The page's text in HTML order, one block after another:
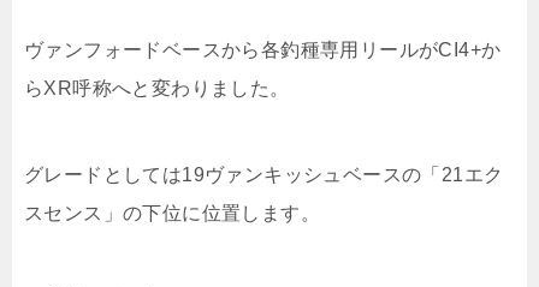
ヴァンフォードベースから各釣種専用リールがCI4+か
らXR呼称へと変わりました。
グレードとしては19ヴァンキッシュベースの「21エク
スセンス」の下位に位置します。